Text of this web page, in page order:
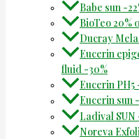
Babe sun -
BioTeo 20%
Ducray
Eucerin
fluid -30%
Eucerin PH5
Eucerin sun
Ladival SUN
Noreva